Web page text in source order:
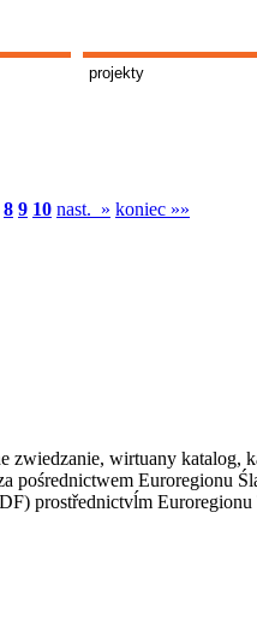
projekty
8 9 10 nast. » koniec »»
zwiedzanie, wirtuany katalog,
Euroregionu
prostřednictvĺm Euroregionu